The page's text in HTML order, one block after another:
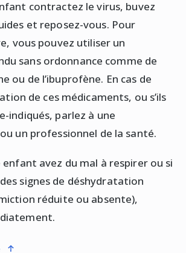
contractez le virus, buvez
et reposez-vous. Pour
vous pouvez utiliser un
sans ordonnance comme de
ou de l’ibuprofène. En cas de
de ces médicaments, ou s’ils
indiqués, parlez à une
un professionnel de la santé.
avez du mal à respirer ou si
signes de déshydratation
réduite ou absente),